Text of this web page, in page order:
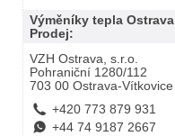
Výměníky tepla Ostrava
Prodej:
VZH Ostrava, s.r.o.
Pohraniční 1280/112
703 00 Ostrava-Vítkovice
L +420 773 879 931
E +44 74 9187 2667